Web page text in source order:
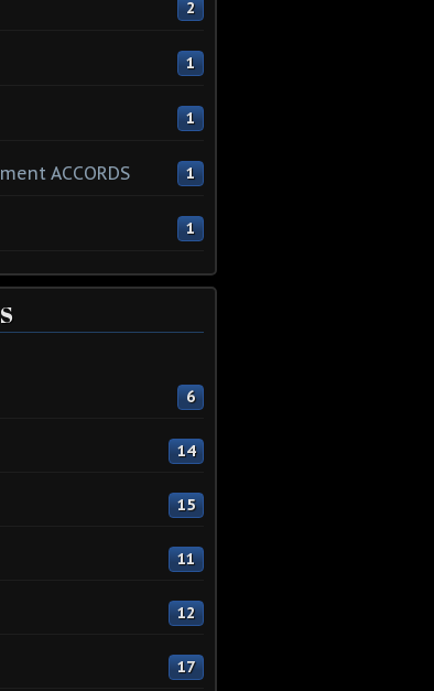
2
1
1
ACCORDS 1
1
6
14
15
11
12
17